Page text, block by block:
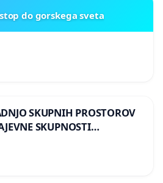
do gorskega sveta
SKUPNIH PROSTOROV
SKUPNOSTI